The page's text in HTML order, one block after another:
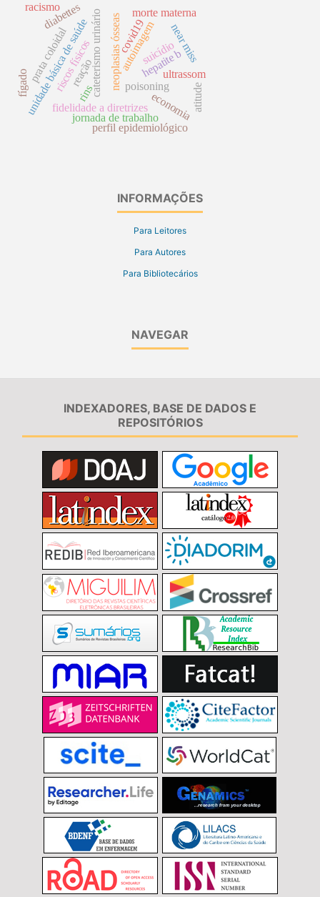
hepatite b
neoplasias ósseas poisoning
ultrassom
cateterismo urinário near miss
fidelidade a diretrizes
jornada de trabalho
riscos físicos
unidade básica de saúde autoimagem
morte materna
perfil epidemiológico
economia
suicídio
reação
prata coloidal
diabettes
fígado rins
racismo
atitude
covid19
INFORMAÇÕES
Para Leitores
Para Autores
Para Bibliotecários
NAVEGAR
INDEXADORES, BASE DE DADOS E
REPOSITÓRIOS